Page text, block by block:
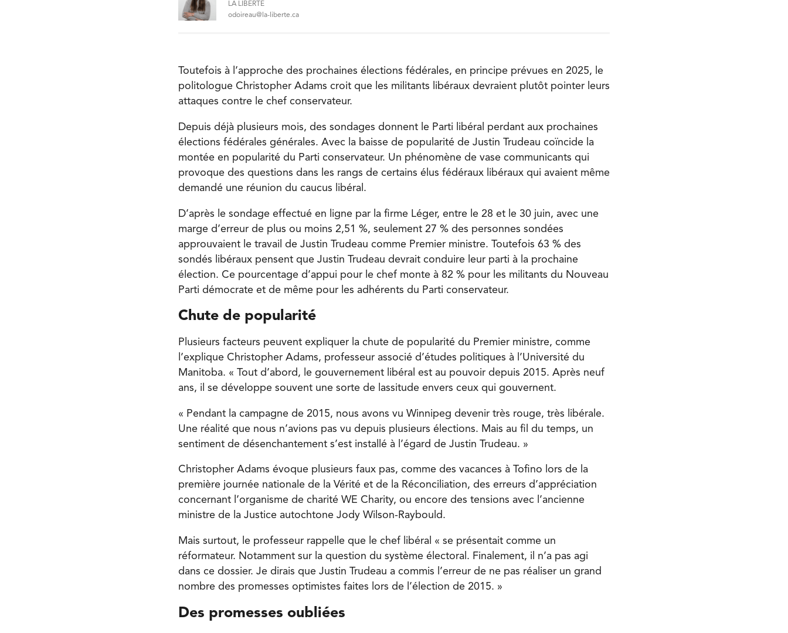
LA LIBERTÉ
odoireau@la-liberte.ca
Toutefois à l’approche des prochaines élections fédérales, en principe prévues en 2025, le
politologue Christopher Adams croit que les militants libéraux devraient plutôt pointer leurs
attaques contre le chef conservateur.
Depuis déjà plusieurs mois, des sondages donnent le Parti libéral perdant aux prochaines
élections fédérales générales. Avec la baisse de popularité de Justin Trudeau coïncide la
montée en popularité du Parti conservateur. Un phénomène de vase communicants qui
provoque des questions dans les rangs de certains élus fédéraux libéraux qui avaient même
demandé une réunion du caucus libéral.
D’après le sondage effectué en ligne par la firme Léger, entre le 28 et le 30 juin, avec une
marge d’erreur de plus ou moins 2,51 %, seulement 27 % des personnes sondées
approuvaient le travail de Justin Trudeau comme Premier ministre. Toutefois 63 % des
sondés libéraux pensent que Justin Trudeau devrait conduire leur parti à la prochaine
élection. Ce pourcentage d’appui pour le chef monte à 82 % pour les militants du Nouveau
Parti démocrate et de même pour les adhérents du Parti conservateur.
Chute de popularité
Plusieurs facteurs peuvent expliquer la chute de popularité du Premier ministre, comme
l’explique Christopher Adams, professeur associé d’études politiques à l’Université du
Manitoba. « Tout d’abord, le gouvernement libéral est au pouvoir depuis 2015. Après neuf
ans, il se développe souvent une sorte de lassitude envers ceux qui gouvernent.
« Pendant la campagne de 2015, nous avons vu Winnipeg devenir très rouge, très libérale.
Une réalité que nous n’avions pas vu depuis plusieurs élections. Mais au fil du temps, un
sentiment de désenchantement s’est installé à l’égard de Justin Trudeau. »
Christopher Adams évoque plusieurs faux pas, comme des vacances à Tofino lors de la
première journée nationale de la Vérité et de la Réconciliation, des erreurs d’appréciation
concernant l’organisme de charité WE Charity, ou encore des tensions avec l’ancienne
ministre de la Justice autochtone Jody Wilson-Raybould.
Mais surtout, le professeur rappelle que le chef libéral « se présentait comme un
réformateur. Notamment sur la question du système électoral. Finalement, il n’a pas agi
dans ce dossier. Je dirais que Justin Trudeau a commis l’erreur de ne pas réaliser un grand
nombre des promesses optimistes faites lors de l’élection de 2015. »
Des promesses oubliées